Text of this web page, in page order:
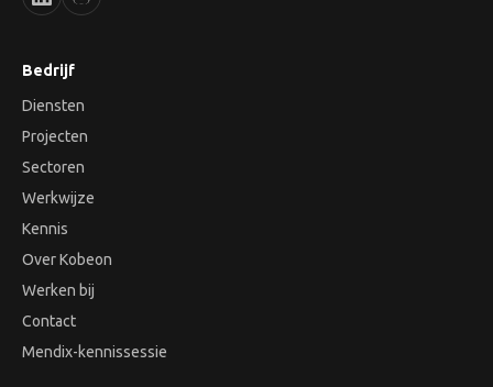
Bedrijf
Diensten
Projecten
Sectoren
Werkwijze
Kennis
Over Kobeon
Werken bij
Contact
Mendix-kennissessie